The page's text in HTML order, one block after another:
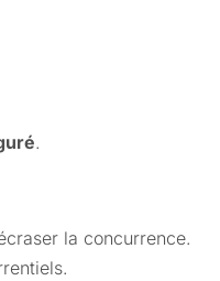
.
la concurrence.